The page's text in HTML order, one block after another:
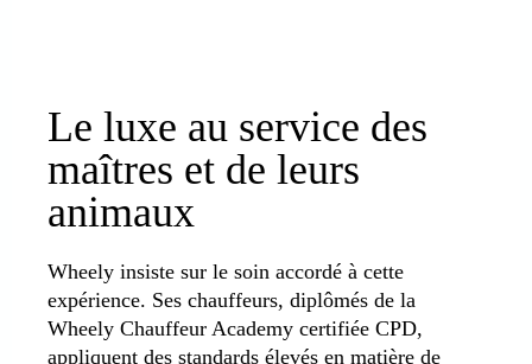
Le luxe au service des
maîtres et de leurs
animaux
Wheely insiste sur le soin accordé à cette
expérience. Ses chauffeurs, diplômés de la
Wheely Chauffeur Academy certifiée CPD,
appliquent des standards élevés en matière de